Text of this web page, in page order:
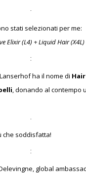
stati selezionati per me:
Elixir (L4) + Liquid Hair
ha il nome di
, donando al contempo
che soddisfatta!
global